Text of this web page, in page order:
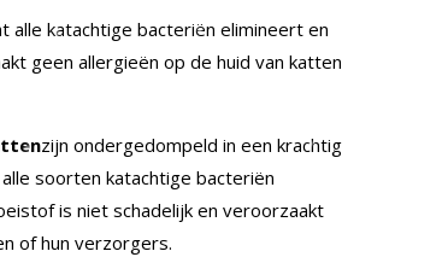
alle katachtige bacteriën elimineert en
geen allergieën op de huid van katten
zijn ondergedompeld in een krachtig
soorten katachtige bacteriën
is niet schadelijk en veroorzaakt
of hun verzorgers.